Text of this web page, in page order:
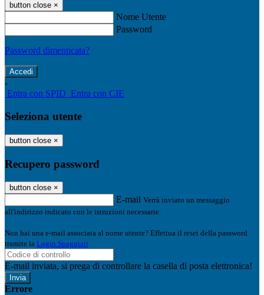
button close ×
Nome Utente
Password
Password dimenticata?
-
Entra con SPID Entra con CIE
Seleziona utente
button close ×
Recupero password
button close ×
E-mail Verrà inviato un messaggio
all'indirizzo indicato con le istruzioni necessarie.
Non hai una e-mail associata al nome utente? Effettua il reset della password
tramite la Login Spaggiari
E-mail inviata, si prega di controllare la casella di posta elettronica!
Errore